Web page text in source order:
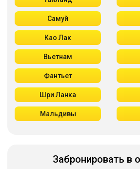
Самуй
Као Лак
Вьетнам
Фантьет
Шри Ланка
Мальдивы
Забронировать в